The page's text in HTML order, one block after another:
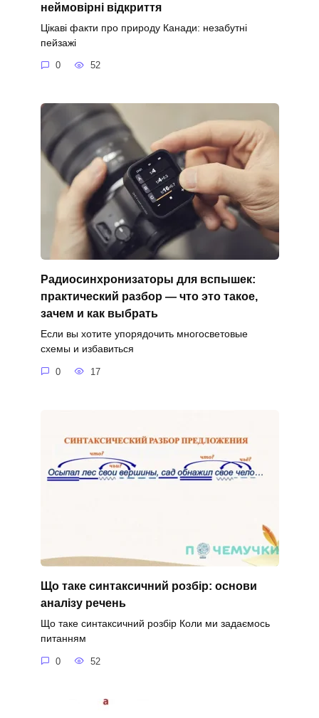
неймовірні відкриття
Цікаві факти про природу Канади: незабутні
пейзажі
0 52
Радиосинхронизаторы для вспышек:
практический разбор — что это такое,
зачем и как выбрать
Если вы хотите упорядочить многосветовые
схемы и избавиться
0 17
Що таке синтаксичний розбір: основи
аналізу речень
Що таке синтаксичний розбір Коли ми задаємось
питанням
0 52